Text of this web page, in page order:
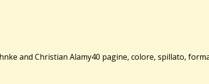
and Christian Alamy40 pagine, colore, spillato,